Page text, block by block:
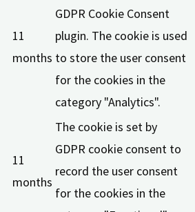
11
months
GDPR Cookie Consent
plugin. The cookie is used
to store the user consent
for the cookies in the
category "Analytics".
11
months
The cookie is set by
GDPR cookie consent to
record the user consent
for the cookies in the